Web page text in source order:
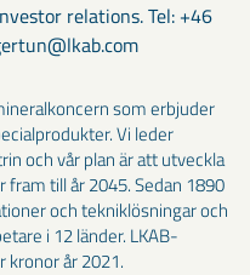
relations. Tel: +46
som erbjuder
Vi leder
och vår plan är att utveckla
till år 2045. Sedan 1890
och tekniklösningar och
i 12 länder. LKAB-
kronor år 2021.